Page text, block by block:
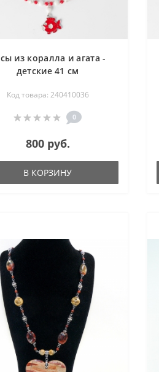
из коралла и агата -
детские 41 см
Код товара: 240410036
0
800 руб.
В КОРЗИНУ